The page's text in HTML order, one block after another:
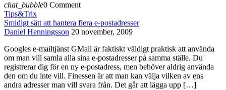
chat_bubble0 Comment
Tips&Trix
Smidigt sätt att hantera flera e-postadresser
Daniel Henningsson 20 november, 2009
Googles e-mailtjänst GMail är faktiskt väldigt praktisk att använda
om man vill samla alla sina e-postadresser på samma ställe. Du
registrerar dig för en ny e-postadress, men behöver aldrig använda
den om du inte vill. Finessen är att man kan välja vilken av ens
andra adresser man vill svara från. Det går att lägga upp […]